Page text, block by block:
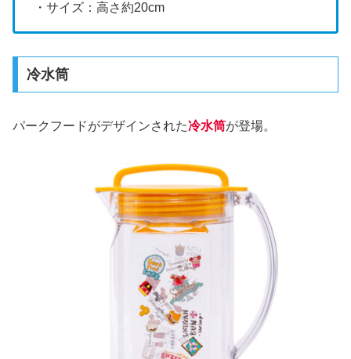
・サイズ：高さ約20cm
冷水筒
パークフードがデザインされた冷水筒が登場。